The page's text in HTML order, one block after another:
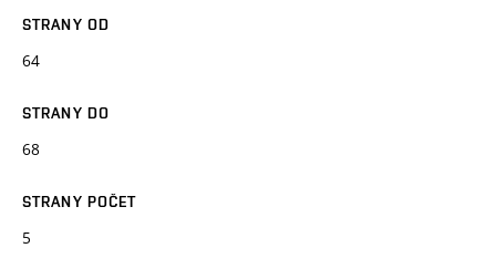
STRANY OD
64
STRANY DO
68
STRANY POČET
5